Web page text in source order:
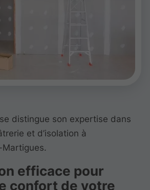
distingue son expertise dans
et d’isolation à
efficace pour
confort de votre